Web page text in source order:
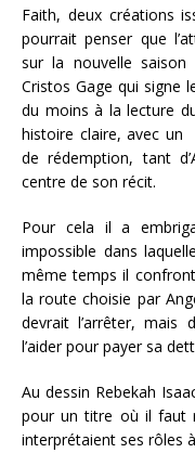
Faith, deux créations
pourrait penser que
sur la nouvelle
Cristos Gage qui signe
du moins à la lecture
histoire claire, avec un
de rédemption, tant
centre de son récit.
Pour cela il a
impossible dans
même temps il
la route choisie par
devrait l’arrêter, mais
l’aider pour payer sa
Au dessin Rebekah
pour un titre où il faut
interprétaient ses rôles